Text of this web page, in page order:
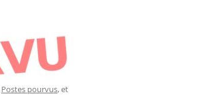
Postes pourvus, et